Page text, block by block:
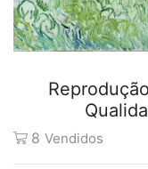
8 Vendidos